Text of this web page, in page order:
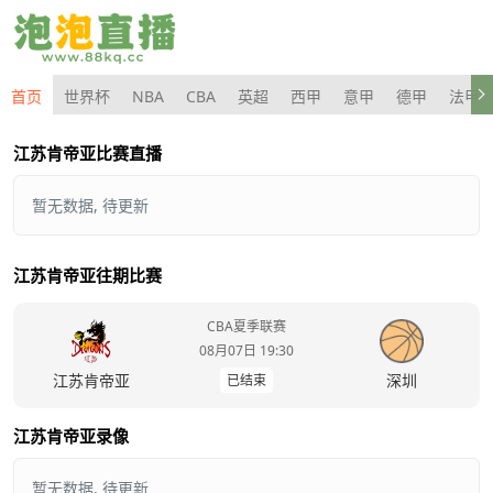
首页 世界杯 NBA CBA 英超 西甲 意甲 德甲 法甲
江苏肯帝亚比赛直播
暂无数据, 待更新
江苏肯帝亚往期比赛
江苏肯帝亚
CBA夏季联赛
08月07日 19:30
已结束
深圳
江苏肯帝亚录像
暂无数据, 待更新